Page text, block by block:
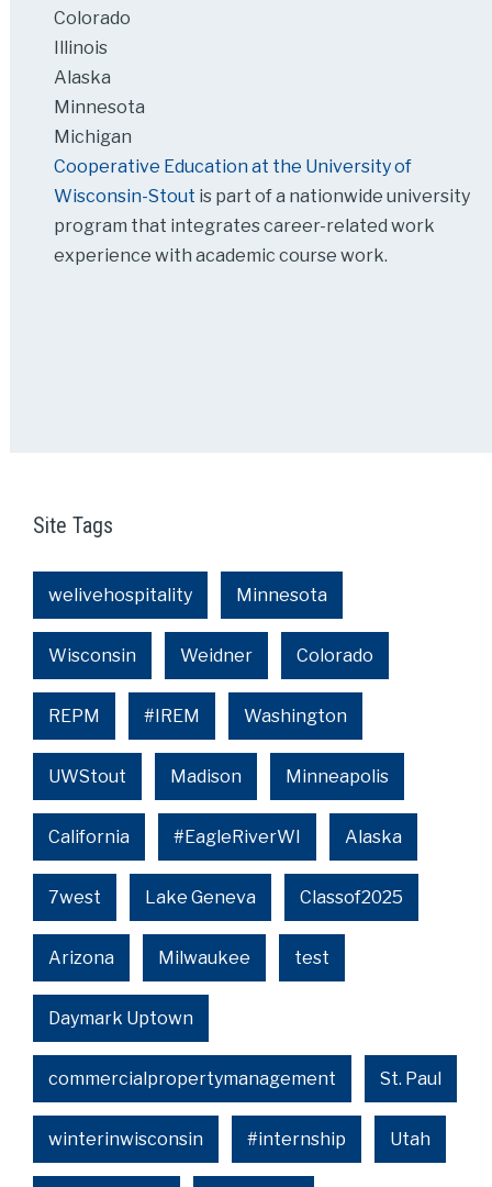
Colorado
Illinois
Alaska
Minnesota
Michigan
Cooperative Education at the University of
Wisconsin-Stout is part of a nationwide university
program that integrates career-related work
experience with academic course work.
Site Tags
welivehospitality Minnesota
Wisconsin Weidner Colorado
REPM #IREM Washington
UWStout Madison Minneapolis
California #EagleRiverWI Alaska
7west Lake Geneva Classof2025
Arizona Milwaukee test
Daymark Uptown
commercialpropertymanagement St. Paul
winterinwisconsin #internship Utah